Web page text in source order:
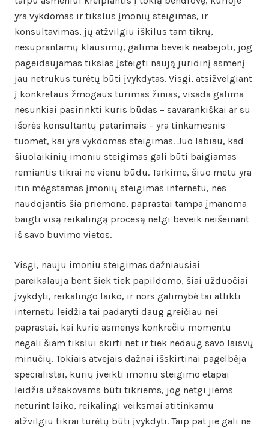
yra vykdomas ir tikslus įmonių steigimas, ir
konsultavimas, jų atžvilgiu iškilus tam tikrų,
nesuprantamų klausimų, galima beveik neabejoti, jog
pageidaujamas tikslas įsteigti naują juridinį asmenį
jau netrukus turėtų būti įvykdytas. Visgi, atsižvelgiant
į konkretaus žmogaus turimas žinias, visada galima
nesunkiai pasirinkti kuris būdas – savarankiškai ar su
išorės konsultantų patarimais – yra tinkamesnis
tuomet, kai yra vykdomas steigimas. Juo labiau, kad
šiuolaikinių imoniu steigimas gali būti baigiamas
remiantis tikrai ne vienu būdu. Tarkime, šiuo metu yra
itin mėgstamas įmonių steigimas internetu, nes
naudojantis šia priemone, paprastai tampa įmanoma
baigti visą reikalingą procesą netgi beveik neišeinant
iš savo buvimo vietos.
Visgi, nauju imoniu steigimas dažniausiai
pareikalauja bent šiek tiek papildomo, šiai užduočiai
įvykdyti, reikalingo laiko, ir nors galimybė tai atlikti
internetu leidžia tai padaryti daug greičiau nei
paprastai, kai kurie asmenys konkrečiu momentu
negali šiam tikslui skirti net ir tiek nedaug savo laisvų
minučių. Tokiais atvejais dažnai išskirtinai pagelbėja
specialistai, kurių įveikti imoniu steigimo etapai
leidžia užsakovams būti tikriems, jog netgi jiems
neturint laiko, reikalingi veiksmai atitinkamu
atžvilgiu tikrai turėtų būti įvykdyti. Taip pat jie gali ne